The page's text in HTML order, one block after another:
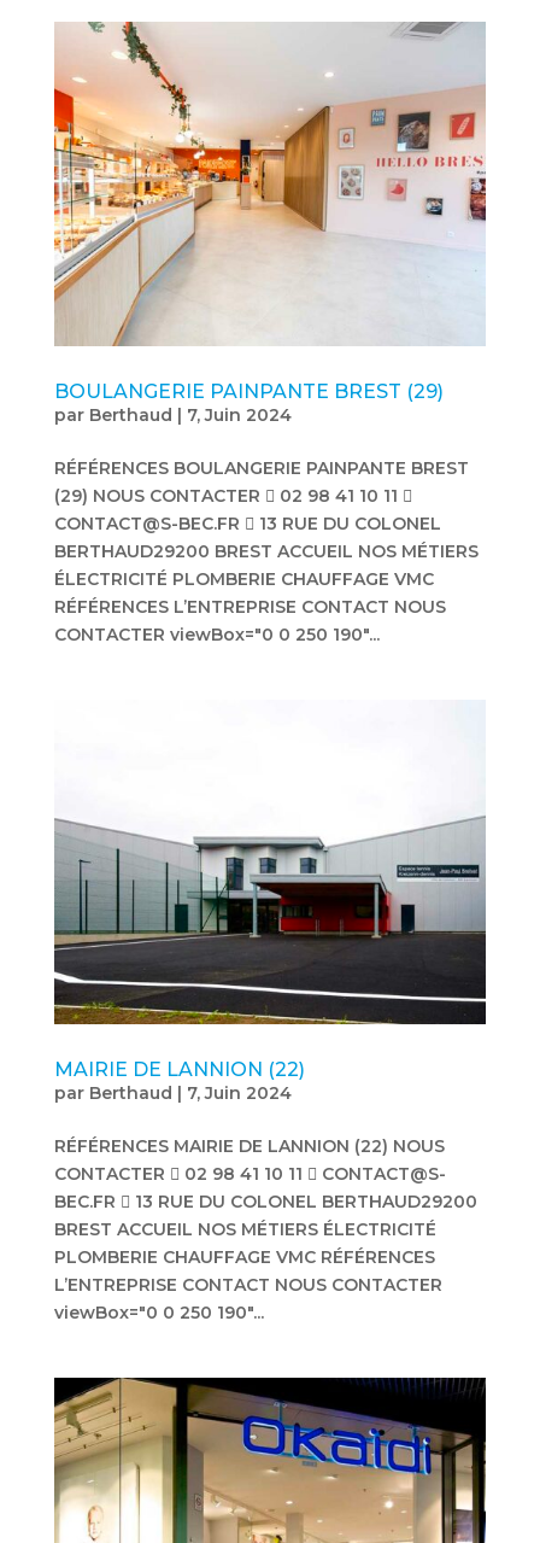
BOULANGERIE PAINPANTE BREST (29)
par Berthaud | 7, Juin 2024
RÉFÉRENCES BOULANGERIE PAINPANTE BREST
(29) NOUS CONTACTER  02 98 41 10 11 
CONTACT@S-BEC.FR  13 RUE DU COLONEL
BERTHAUD29200 BREST ACCUEIL NOS MÉTIERS
ÉLECTRICITÉ PLOMBERIE CHAUFFAGE VMC
RÉFÉRENCES L’ENTREPRISE CONTACT NOUS
CONTACTER viewBox="0 0 250 190"...
MAIRIE DE LANNION (22)
par Berthaud | 7, Juin 2024
RÉFÉRENCES MAIRIE DE LANNION (22) NOUS
CONTACTER  02 98 41 10 11  CONTACT@S-
BEC.FR  13 RUE DU COLONEL BERTHAUD29200
BREST ACCUEIL NOS MÉTIERS ÉLECTRICITÉ
PLOMBERIE CHAUFFAGE VMC RÉFÉRENCES
L’ENTREPRISE CONTACT NOUS CONTACTER
viewBox="0 0 250 190"...